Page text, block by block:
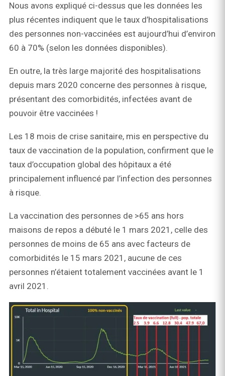
Nous avons expliqué ci-dessus que les données les
plus récentes indiquent que le taux d’hospitalisations
des personnes non-vaccinées est aujourd’hui d’environ
60 à 70% (selon les données disponibles).
En outre, la très large majorité des hospitalisations
depuis mars 2020 concerne des personnes à risque,
présentant des comorbidités, infectées avant de
pouvoir être vaccinées !
Les 18 mois de crise sanitaire, mis en perspective du
taux de vaccination de la population, confirment que le
taux d’occupation global des hôpitaux a été
principalement influencé par l’infection des personnes
à risque.
La vaccination des personnes de >65 ans hors
maisons de repos a débuté le 1 mars 2021, celle des
personnes de moins de 65 ans avec facteurs de
comorbidités le 15 mars 2021, aucune de ces
personnes n’étaient totalement vaccinées avant le 1
avril 2021.